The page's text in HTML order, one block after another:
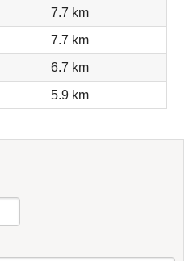
7.7 km
7.7 km
6.7 km
5.9 km